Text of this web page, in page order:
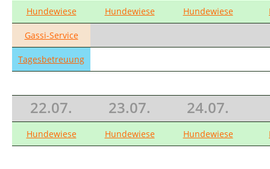
Hundewiese Hundewiese Hundewiese
Gassi-Service
Tagesbetreuung
22.07. 23.07. 24.07.
Hundewiese Hundewiese Hundewiese